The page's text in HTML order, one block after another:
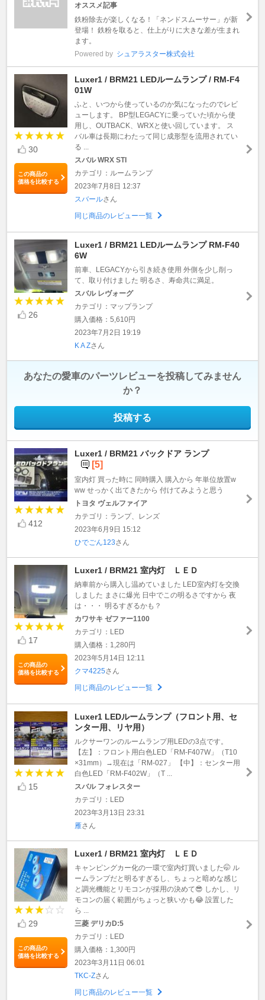
オススメ記事
鉄粉除去が楽しくなる！「ネンドスムーサー」が新
登場！ 鉄粉を取ると、仕上がりに大きな差が生まれ
ます。
Powered by シュアラスター株式会社
30
この商品の
価格を比較する
Luxer1 / BRM21 LEDルームランプ / RM-F4
01W
ふと、いつから使っているのか気になったのでレビ
ューします。 BP型LEGACYに乗っていた頃から使
用し、OUTBACK、WRXと使い回しています。 ス
バル車は長期にわたって同じ成形型を流用されてい
る ...
スバル WRX STI
カテゴリ：ルームランプ
2023年7月8日 12:37
スバールさん
同じ商品のレビュー一覧
26
Luxer1 / BRM21 LEDルームランプ RM-F40
6W
前車、LEGACYから引き続き使用 外側を少し削っ
て、取り付けました 明るさ、寿命共に満足。
スバル レヴォーグ
カテゴリ：マップランプ
購入価格：5,610円
2023年7月2日 19:19
K A Zさん
あなたの愛車のパーツレビューを投稿してみません
か？
投稿する
412
Luxer1 / BRM21 バックドア ランプ
[5]
室内灯 買った時に 同時購入 購入から 年単位放置w
ww せっかく出てきたから 付けてみようと思う
トヨタ ヴェルファイア
カテゴリ：ランプ、レンズ
2023年6月9日 15:12
ひでごん123さん
17
この商品の
価格を比較する
Luxer1 / BRM21 室内灯 ＬＥＤ
納車前から購入し温めていました LED室内灯を交換
しました まさに爆光 日中でこの明るさですから 夜
は・・・ 明るすぎるかも？
カワサキ ゼファー1100
カテゴリ：LED
購入価格：1,280円
2023年5月14日 12:11
クマ4225さん
同じ商品のレビュー一覧
15
Luxer1 LEDルームランプ（フロント用、セ
ンター用、リヤ用）
ルクサーワンのルームランプ用LEDの3点です。
【左】：フロント用白色LED「RM-F407W」（T10
×31mm）→現在は「RM-027」 【中】：センター用
白色LED「RM-F402W」（T ...
スバル フォレスター
カテゴリ：LED
2023年3月13日 23:31
雁さん
29
この商品の
価格を比較する
Luxer1 / BRM21 室内灯 ＬＥＤ
キャンピングカー化の一環で室内灯買いました🤭 ル
ームランプだと明るすぎるし、ちょっと暗めな感じ
と調光機能とリモコンが採用の決めて😎 しかし、リ
モコンの届く範囲がちょっと狭いかも😂 設置した
ら ...
三菱 デリカD:5
カテゴリ：LED
購入価格：1,300円
2023年3月11日 06:01
TKC-Zさん
同じ商品のレビュー一覧